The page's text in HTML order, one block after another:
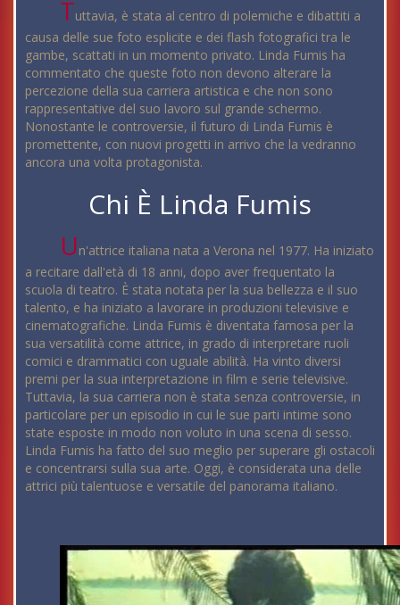
Tuttavia, è stata al centro di polemiche e dibattiti a
causa delle sue foto esplicite e dei flash fotografici tra le
gambe, scattati in un momento privato. Linda Fumis ha
commentato che queste foto non devono alterare la
percezione della sua carriera artistica e che non sono
rappresentative del suo lavoro sul grande schermo.
Nonostante le controversie, il futuro di Linda Fumis è
promettente, con nuovi progetti in arrivo che la vedranno
ancora una volta protagonista.
Chi È Linda Fumis
Un'attrice italiana nata a Verona nel 1977. Ha iniziato
a recitare dall'età di 18 anni, dopo aver frequentato la
scuola di teatro. È stata notata per la sua bellezza e il suo
talento, e ha iniziato a lavorare in produzioni televisive e
cinematografiche. Linda Fumis è diventata famosa per la
sua versatilità come attrice, in grado di interpretare ruoli
comici e drammatici con uguale abilità. Ha vinto diversi
premi per la sua interpretazione in film e serie televisive.
Tuttavia, la sua carriera non è stata senza controversie, in
particolare per un episodio in cui le sue parti intime sono
state esposte in modo non voluto in una scena di sesso.
Linda Fumis ha fatto del suo meglio per superare gli ostacoli
e concentrarsi sulla sua arte. Oggi, è considerata una delle
attrici più talentuose e versatile del panorama italiano.